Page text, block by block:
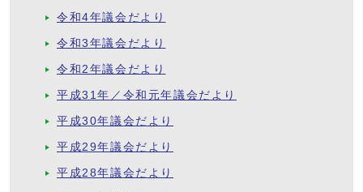
令和4年議会だより
令和3年議会だより
令和2年議会だより
平成31年／令和元年議会だより
平成30年議会だより
平成29年議会だより
平成28年議会だより